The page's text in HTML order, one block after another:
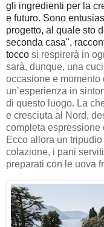
gli ingredienti per la
e futuro. Sono
progetto, al quale sto
seconda casa",
tocco si respirerà in
sarà, dunque, una
occasione e
un’esperienza in
di questo luogo. La
e cresciuta al Nord,
completa
Ecco allora un
colazione, i pani
preparati con le uova